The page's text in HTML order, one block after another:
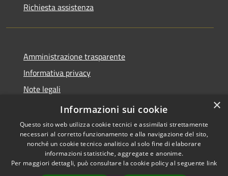
Richiesta assistenza
Amministrazione trasparente
Informativa privacy
Note legali
Dichiarazione di accessibilità
Accessibilità
Copyright © 2026 • Comune di
Cervia • Powered by
×
Informazioni sui cookie
Questo sito web utilizza cookie tecnici e assimilati strettamente
necessari al corretto funzionamento e alla navigazione del sito,
nonché un cookie tecnico analitico al solo fine di elaborare
informazioni statistiche, aggregate e anonime.
Per maggiori dettagli, può consultare la cookie policy al seguente link